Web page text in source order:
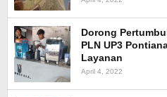
Dorong
PLN UP3
Layanan
April 4, 2022